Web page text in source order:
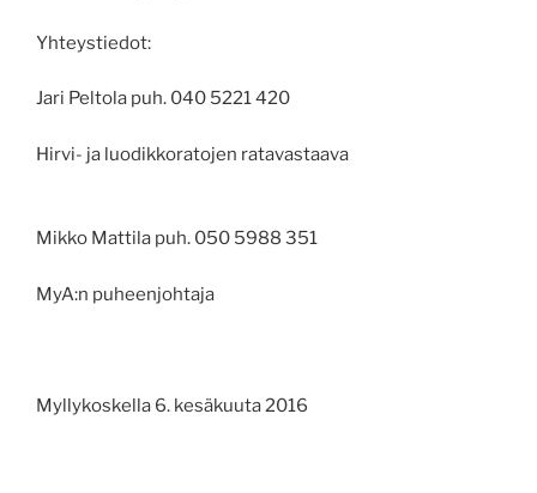
Yhteystiedot:
Jari Peltola puh. 040 5221 420
Hirvi- ja luodikkoratojen ratavastaava
Mikko Mattila puh. 050 5988 351
MyA:n puheenjohtaja
Myllykoskella 6. kesäkuuta 2016